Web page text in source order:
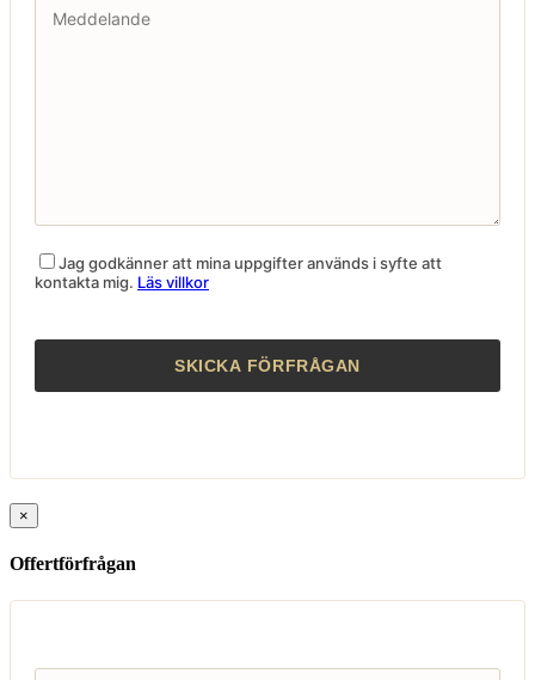
Jag godkänner att mina uppgifter används i syfte att
kontakta mig. Läs villkor
×
Offertförfrågan